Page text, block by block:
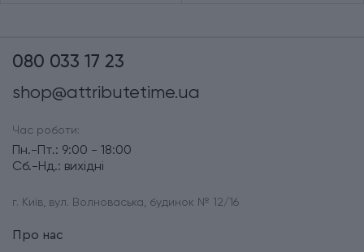
080 033 17 23
shop@attributetime.ua
Час роботи:
Пн.-Пт.: 9:00 - 18:00
Сб.-Нд.: вихідні
г. Київ, вул. Волноваська, будинок № 12/16
Про нас